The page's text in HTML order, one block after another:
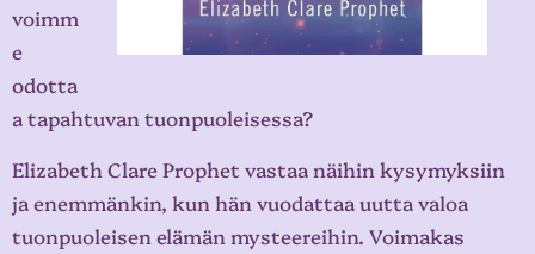
voimm
e
odotta
a tapahtuvan tuonpuoleisessa?
Elizabeth Clare Prophet vastaa näihin kysymyksiin
ja enemmänkin, kun hän vuodattaa uutta valoa
tuonpuoleisen elämän mysteereihin. Voimakas